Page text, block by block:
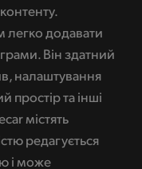
легко додавати
Він здатний
налаштування
простір та інші
містять
редагується
і може